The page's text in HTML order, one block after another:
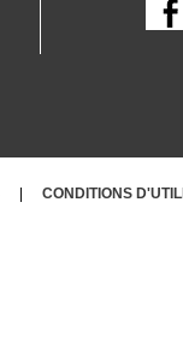
CONDITIONS